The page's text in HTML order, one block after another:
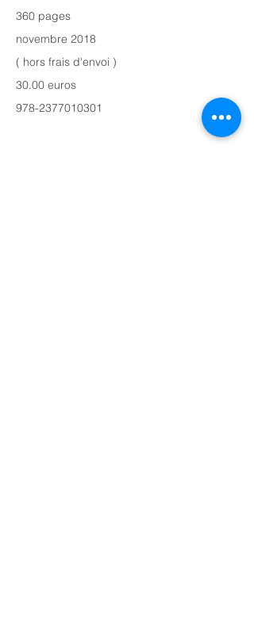
360 pages
novembre 2018
( hors frais d'envoi )
30.00 euros
978-2377010301